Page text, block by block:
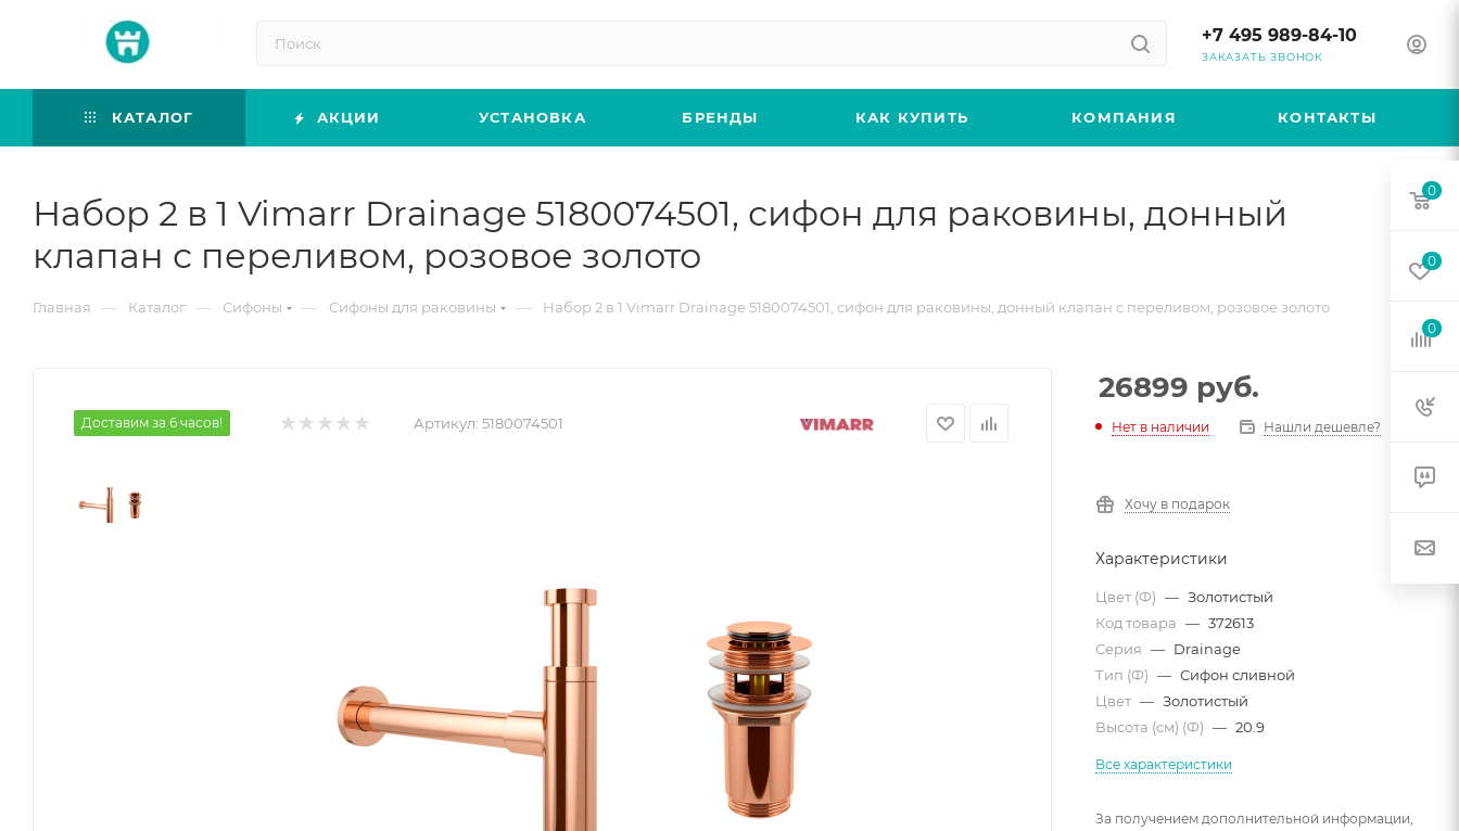
+7 495 989-84-10
ЗАКАЗАТЬ ЗВОНОК
КАТАЛОГ АКЦИИ УСТАНОВКА БРЕНДЫ КАК КУПИТЬ КОМПАНИЯ КОНТАКТЫ
Набор 2 в 1 Vimarr Drainage 5180074501, сифон для раковины, донный
клапан с переливом, розовое золото
Главная — Каталог — Сифоны — Сифоны для раковины — Набор 2 в 1 Vimarr Drainage 5180074501, сифон для раковины, донный клапан с переливом, розовое золото
Доставим за 6 часов! Артикул: 5180074501
26899 руб.
Нет в наличии Нашли дешевле?
Хочу в подарок
Характеристики
Цвет (Ф) — Золотистый
Код товара — 372613
Серия — Drainage
Тип (Ф) — Сифон сливной
Цвет — Золотистый
Высота (см) (Ф) — 20.9
Все характеристики
За получением дополнительной информации,
0
0
0